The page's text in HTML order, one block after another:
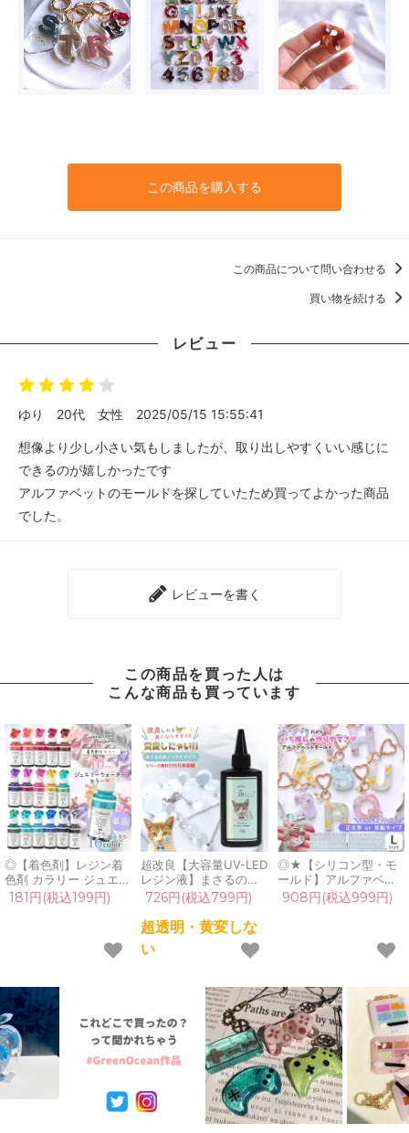
この商品を購入する
この商品について問い合わせる
買い物を続ける
レビュー
ゆり 20代 女性 2025/05/15 15:55:41
想像より少し小さい気もしましたが、取り出しやすくいい感じに
できるのが嬉しかったです
アルファベットのモールドを探していたため買ってよかった商品
でした。
レビューを書く
この商品を買った人は
こんな商品も買っています
◎【着色剤】レジン着
色剤 カラリー ジュエリ
ーウォーターカラー 単
品 レジン着色料 定番
GreenOceanオリジナ
181円(税込199円)
超改良【大容量UV-LED
レジン液】まさるの涙
ver.03 超透明 70g 初心
者 作家 コーティング
ハード 黄変しない 高品
質 クリア 猫 UVレジン
液 安い おすすめ
726円(税込799円)
超透明・黄変しな
い
◎★【シリコン型・モ
ールド】アルファベッ
トと数字 シリコンモー
ルド ゴシック Lサイズ
文字 英語 英字 推し活
908円(税込999円)